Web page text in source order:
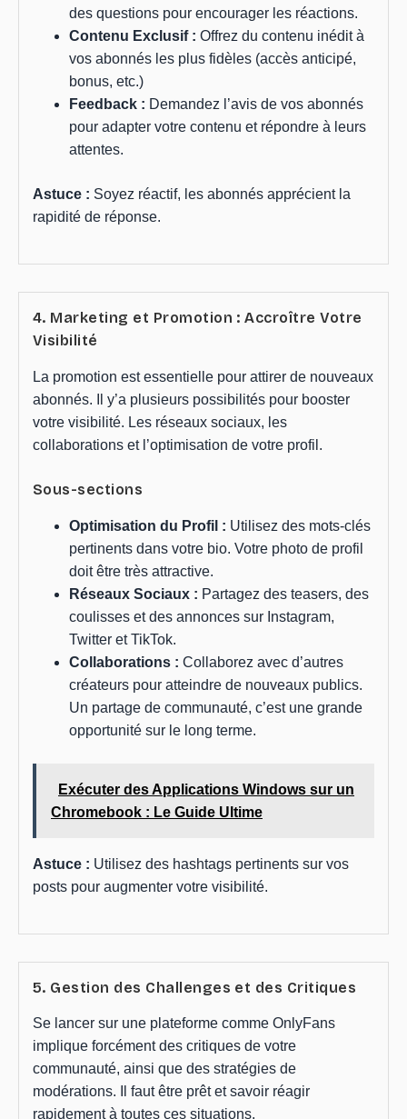
des questions pour encourager les réactions.
Contenu Exclusif : Offrez du contenu inédit à
vos abonnés les plus fidèles (accès anticipé,
bonus, etc.)
Feedback : Demandez l’avis de vos abonnés
pour adapter votre contenu et répondre à leurs
attentes.
Astuce : Soyez réactif, les abonnés apprécient la
rapidité de réponse.
4. Marketing et Promotion : Accroître Votre
Visibilité
La promotion est essentielle pour attirer de nouveaux
abonnés. Il y’a plusieurs possibilités pour booster
votre visibilité. Les réseaux sociaux, les
collaborations et l’optimisation de votre profil.
Sous-sections
Optimisation du Profil : Utilisez des mots-clés
pertinents dans votre bio. Votre photo de profil
doit être très attractive.
Réseaux Sociaux : Partagez des teasers, des
coulisses et des annonces sur Instagram,
Twitter et TikTok.
Collaborations : Collaborez avec d’autres
créateurs pour atteindre de nouveaux publics.
Un partage de communauté, c’est une grande
opportunité sur le long terme.
Exécuter des Applications Windows sur un
Chromebook : Le Guide Ultime
Astuce : Utilisez des hashtags pertinents sur vos
posts pour augmenter votre visibilité.
5. Gestion des Challenges et des Critiques
Se lancer sur une plateforme comme OnlyFans
implique forcément des critiques de votre
communauté, ainsi que des stratégies de
modérations. Il faut être prêt et savoir réagir
rapidement à toutes ces situations.